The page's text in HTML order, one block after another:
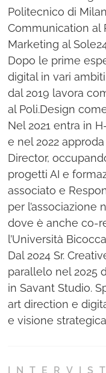
Politecnico di
Communication al
Marketing al
Dopo le prime
digital in vari
dal 2019 lavora
al Poli.Design
Nel 2021 entra in
e nel 2022
Director,
progetti AI e
associato e
per l’associazione
dove è anche co-
l’Università
Dal 2024 Sr.
parallelo nel 2025
in Savant Studio.
art direction e
e visione